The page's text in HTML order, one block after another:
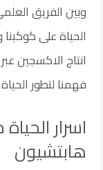
وبين الفريق
الحياة على
انتاج الاكسجين
فهمنا لتطور
اسرار
هابتشيون